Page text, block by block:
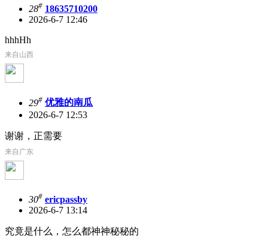
28# 18635710200
2026-6-7 12:46
hhhHh
来自山西
29# 优雅的南瓜
2026-6-7 12:53
谢谢，正需要
来自广东
30# ericpassby
2026-6-7 13:14
究竟是什么，怎么都神神秘秘的